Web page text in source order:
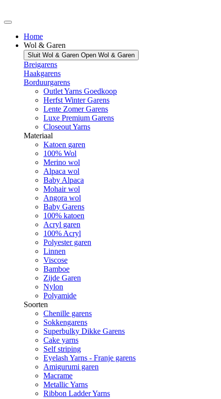
Home
Wol & Garen
Sluit Wol & Garen Open Wol & Garen
Breigarens
Haakgarens
Borduurgarens
Outlet Yarns Goedkoop
Herfst Winter Garens
Lente Zomer Garens
Luxe Premium Garens
Closeout Yarns
Materiaal
Katoen garen
100% Wol
Merino wol
Alpaca wol
Baby Alpaca
Mohair wol
Angora wol
Baby Garens
100% katoen
Acryl garen
100% Acryl
Polyester garen
Linnen
Viscose
Bamboe
Zijde Garen
Nylon
Polyamide
Soorten
Chenille garens
Sokkengarens
Superbulky Dikke Garens
Cake yarns
Self striping
Eyelash Yarns - Franje garens
Amigurumi garen
Macrame
Metallic Yarns
Ribbon Ladder Yarns